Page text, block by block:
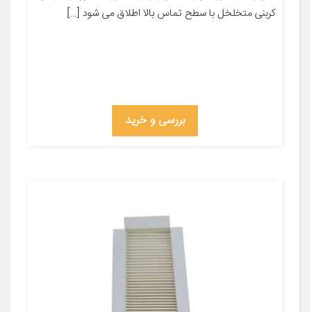
کربنی متخلخل با سطح تماس بالا اطلاق می شود […]
بررسی و خرید